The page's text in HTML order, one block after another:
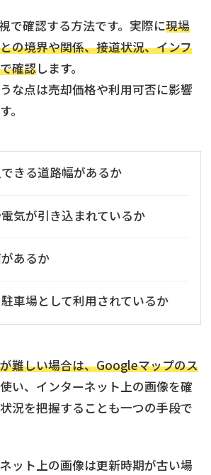
で確認する方法です。実際に現場
の境界や関係、接道状況、インフ
確認します。
な点は売却価格や利用可否に影響
。
きる道路幅があるか
電気が引き込まれているか
あるか
車場として利用されているか
難しい場合は、Googleマップのス
い、インターネット上の画像を確
況を把握することも一つの手段で
ット上の画像は更新時期が古い場